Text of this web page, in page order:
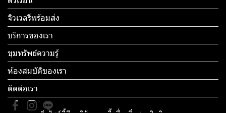
จิวเวลรี่พร้อมส่ง
บริการของเรา
ขุมทรัพย์ความรู้
ห้องสมบัติของเรา
ติดต่อเรา